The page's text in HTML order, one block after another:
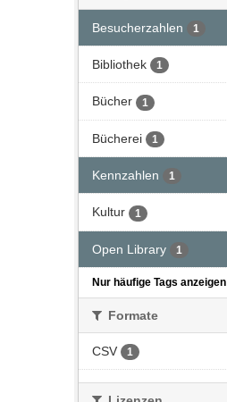
Besucherzahlen 1
Bibliothek 1
Bücher 1
Bücherei 1
Kennzahlen 1
Kultur 1
Open Library 1
Nur häufige Tags anzeigen
Formate
CSV 1